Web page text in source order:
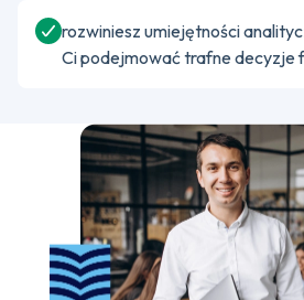
rozwiniesz umiejętności
Ci podejmować trafne decyzje